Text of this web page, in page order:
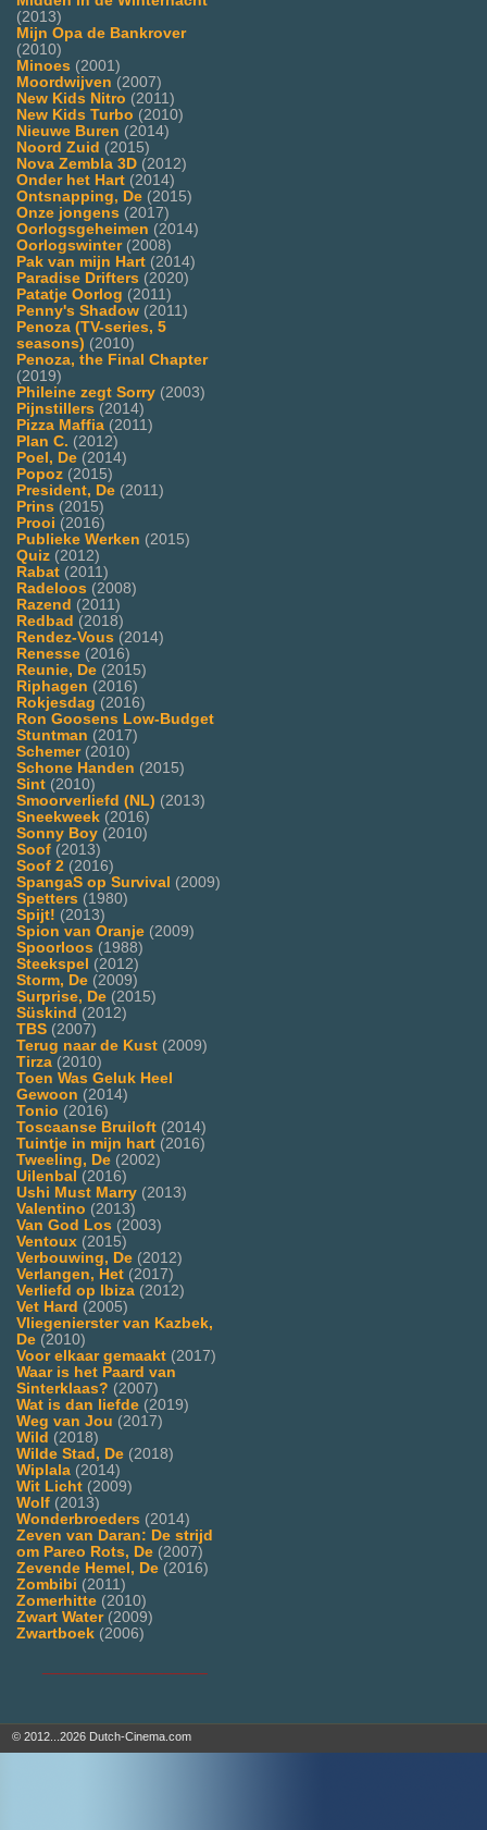
(2013)
Mijn Opa de Bankrover
(2010)
Minoes (2001)
Moordwijven (2007)
New Kids Nitro (2011)
New Kids Turbo (2010)
Nieuwe Buren (2014)
Noord Zuid (2015)
Nova Zembla 3D (2012)
Onder het Hart (2014)
Ontsnapping, De (2015)
Onze jongens (2017)
Oorlogsgeheimen (2014)
Oorlogswinter(2008)
Pak van mijn Hart (2014)
Paradise Drifters (2020)
Patatje Oorlog (2011)
Penny's Shadow (2011)
Penoza (TV-series, 5
seasons) (2010)
Penoza, the Final Chapter
(2019)
Phileine zegt Sorry (2003)
Pijnstillers (2014)
Pizza Maffia (2011)
Plan C. (2012)
Poel, De (2014)
Popoz (2015)
President, De (2011)
Prins (2015)
Prooi (2016)
Publieke Werken (2015)
Quiz (2012)
Rabat (2011)
Radeloos (2008)
Razend (2011)
Redbad (2018)
Rendez-Vous (2014)
Renesse (2016)
Reunie, De (2015)
Riphagen (2016)
Rokjesdag (2016)
Ron Goosens Low-Budget
Stuntman (2017)
Schemer(2010)
Schone Handen (2015)
Sint (2010)
Smoorverliefd (NL) (2013)
Sneekweek (2016)
Sonny Boy (2010)
Soof (2013)
Soof 2 (2016)
SpangaS op Survival (2009)
Spetters (1980)
Spijt! (2013)
Spion van Oranje (2009)
Spoorloos (1988)
Steekspel (2012)
Storm, De (2009)
Surprise, De (2015)
Süskind (2012)
TBS (2007)
Terug naar de Kust (2009)
Tirza (2010)
Toen Was Geluk Heel
Gewoon (2014)
Tonio (2016)
Toscaanse Bruiloft (2014)
Tuintje in mijn hart (2016)
Tweeling, De (2002)
Uilenbal (2016)
Ushi Must Marry (2013)
Valentino (2013)
Van God Los (2003)
Ventoux (2015)
Verbouwing, De (2012)
Verlangen, Het (2017)
Verliefd op Ibiza (2012)
Vet Hard (2005)
Vliegenierster van Kazbek,
De (2010)
Voor elkaar gemaakt (2017)
Waar is het Paard van
Sinterklaas? (2007)
Wat is dan liefde (2019)
Weg van Jou (2017)
Wild (2018)
Wilde Stad, De (2018)
Wiplala (2014)
Wit Licht (2009)
Wolf (2013)
Wonderbroeders (2014)
Zeven van Daran: De strijd
om Pareo Rots, De (2007)
Zevende Hemel, De (2016)
Zombibi (2011)
Zomerhitte (2010)
Zwart Water(2009)
Zwartboek (2006)
© 2012...2026 Dutch-Cinema.com